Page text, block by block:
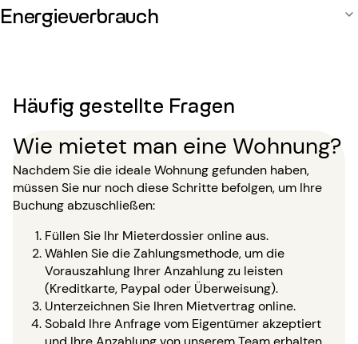
Energieverbrauch
Häufig gestellte Fragen
Wie mietet man eine Wohnung?
Nachdem Sie die ideale Wohnung gefunden haben,
müssen Sie nur noch diese Schritte befolgen, um Ihre
Buchung abzuschließen:
Füllen Sie Ihr Mieterdossier online aus.
Wählen Sie die Zahlungsmethode, um die
Vorauszahlung Ihrer Anzahlung zu leisten
(Kreditkarte, Paypal oder Überweisung).
Unterzeichnen Sie Ihren Mietvertrag online.
Sobald Ihre Anfrage vom Eigentümer akzeptiert